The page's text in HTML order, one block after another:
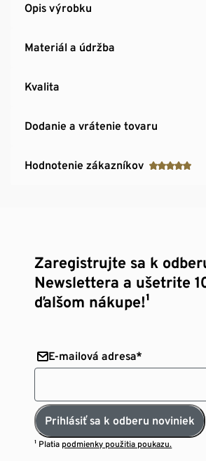
Opis výrobku
Materiál a údržba
Kvalita
Dodanie a vrátenie tovaru
Hodnotenie zákazníkov
Zaregistrujte sa k
Newslettera a ušetrite
ďalšom nákupe!¹
E-mailová adresa*
Prihlásiť sa k odberu noviniek
¹ Platia podmienky použitia poukazu.